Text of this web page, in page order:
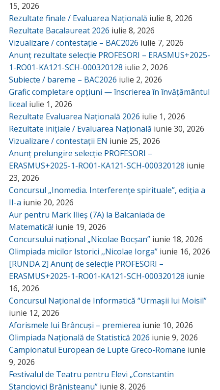
15, 2026
Rezultate finale / Evaluarea Națională iulie 8, 2026
Rezultate Bacalaureat 2026 iulie 8, 2026
Vizualizare / contestație – BAC2026 iulie 7, 2026
Anunț rezultate selecție PROFESORI – ERASMUS+2025-
1-RO01-KA121-SCH-000320128 iulie 2, 2026
Subiecte / bareme – BAC2026 iulie 2, 2026
Grafic completare opțiuni — înscrierea în învățământul
liceal iulie 1, 2026
Rezultate Evaluarea Națională 2026 iulie 1, 2026
Rezultate inițiale / Evaluarea Națională iunie 30, 2026
Vizualizare / contestații EN iunie 25, 2026
Anunț prelungire selecție PROFESORI –
ERASMUS+2025-1-RO01-KA121-SCH-000320128 iunie
23, 2026
Concursul „Inomedia. Interferențe spirituale”, ediția a
II-a iunie 20, 2026
Aur pentru Mark Ilieș (7A) la Balcaniada de
Matematică! iunie 19, 2026
Concursului național „Nicolae Bocșan” iunie 18, 2026
Olimpiada micilor Istorici ,,Nicolae Iorga” iunie 16, 2026
[RUNDA 2] Anunț de selecție PROFESORI –
ERASMUS+2025-1-RO01-KA121-SCH-000320128 iunie
16, 2026
Concursul Național de Informatică “Urmașii lui Moisil”
iunie 12, 2026
Aforismele lui Brâncuși – premierea iunie 10, 2026
Olimpiada Națională de Statistică 2026 iunie 9, 2026
Campionatul European de Lupte Greco-Romane iunie
9, 2026
Festivalul de Teatru pentru Elevi „Constantin
Stanciovici Brănișteanu” iunie 8, 2026